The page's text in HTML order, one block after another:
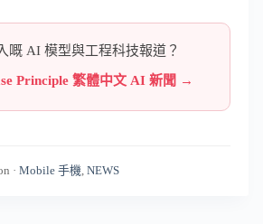
嘅 AI 模型與工程科技報道？
Principle 繁體中文 AI 新聞 →
· Mobile 手機 NEWS